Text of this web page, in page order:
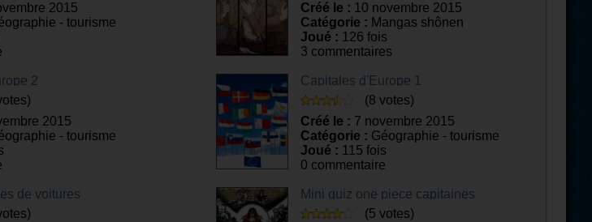
2015
- tourisme
Créé le : 10 novembre 2015
Catégorie : Mangas shônen
Joué : 126 fois
3 commentaires
2
2015
- tourisme
Capitales d'Europe 1
(8 votes)
Créé le : 7 novembre 2015
Catégorie : Géographie - tourisme
Joué : 115 fois
0 commentaire
de voitures
Mini quiz one piece capitaines
(5 votes)